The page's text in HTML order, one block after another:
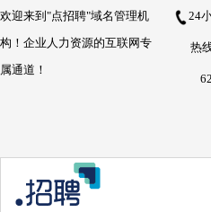
欢迎来到"点招聘"域名管理机
构！企业人力资源的互联网专
属通道！
24
热